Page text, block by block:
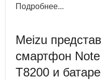
Подробнее...
Meizu
смартфон
T8200 и